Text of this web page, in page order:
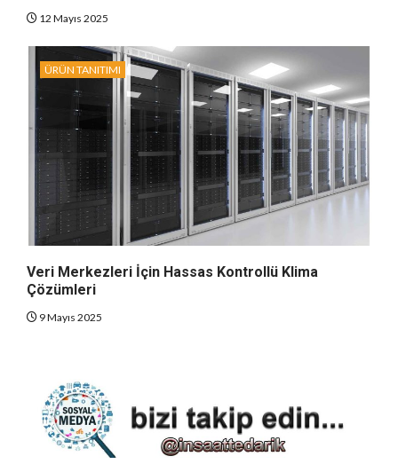
12 Mayıs 2025
ÜRÜN TANITIMI
Veri Merkezleri İçin Hassas Kontrollü Klima
Çözümleri
9 Mayıs 2025